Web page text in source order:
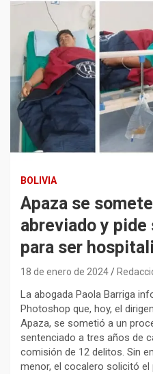
BOLIVIA
Apaza se
abreviado y pide
para ser
18 de enero de 2024
La abogada Paola Barriga
Photoshop que, hoy, el
Apaza, se sometió a un
sentenciado a tres años de
comisión de 12 delitos. Sin
menor, el cocalero solicitó el